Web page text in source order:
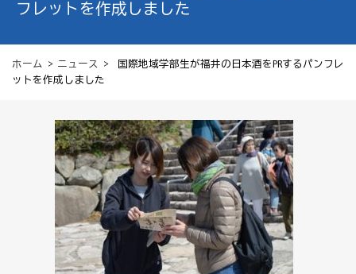
フレットを作成しました
ホーム > ニュース
> 国際地域学部生が福井の日本酒をPRするパンフレ
ットを作成しました